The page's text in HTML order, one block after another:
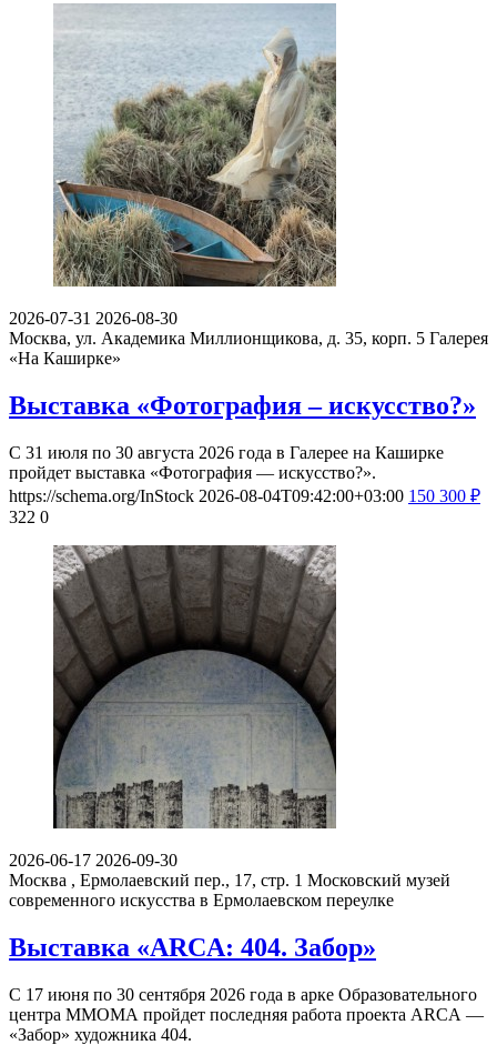
2026-07-31 2026-08-30
Москва, ул. Академика Миллионщикова, д. 35, корп. 5 Галерея
«На Каширке»
Выставка «Фотография – искусство?»
С 31 июля по 30 августа 2026 года в Галерее на Каширке
пройдет выставка «Фотография — искусство?».
https://schema.org/InStock 2026-08-04T09:42:00+03:00 150 300 ₽
322 0
2026-06-17 2026-09-30
Москва , Ермолаевский пер., 17, стр. 1 Московский музей
современного искусства в Ермолаевском переулке
Выставка «ARCA: 404. Забор»
С 17 июня по 30 сентября 2026 года в арке Образовательного
центра ММОМА пройдет последняя работа проекта ARCA —
«Забор» художника 404.